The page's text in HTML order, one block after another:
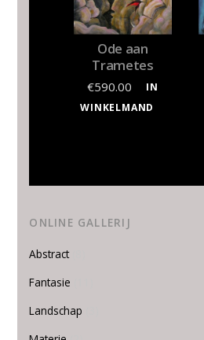
Ode aan
Trametes
€590.00
IN
WINKELMAND
ONLINE GALLERIJ
Abstract
Fantasie
Landschap